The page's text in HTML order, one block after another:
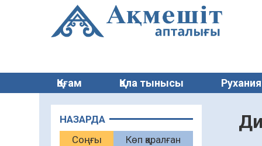
Қоғам Қала тынысы
НАЗАРДА
Соңғы
Көп қаралған